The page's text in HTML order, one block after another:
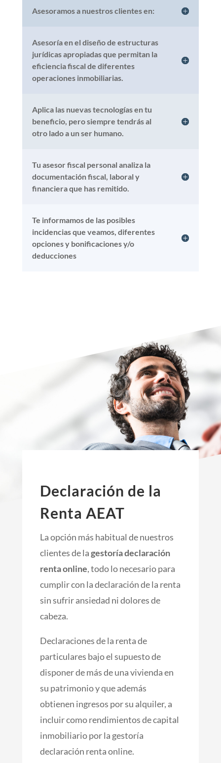
Asesoramos a nuestros clientes en:
Asesoría en el diseño de estructuras
jurídicas apropiadas que permitan la
eficiencia fiscal de diferentes
operaciones inmobiliarias.
Aplica las nuevas tecnologías en tu
beneficio, pero siempre tendrás al
otro lado a un ser humano.
Tu asesor fiscal personal analiza la
documentación fiscal, laboral y
financiera que has remitido.
Te informamos de las posibles
incidencias que veamos, diferentes
opciones y bonificaciones y/o
deducciones
Declaración de la
Renta AEAT
La opción más habitual de nuestros
clientes de lagestoría declaración
renta online, todo lo necesario para
cumplir con la declaración de la renta
sin sufrir ansiedad ni dolores de
cabeza.
Declaraciones de la renta de
particulares bajo el supuesto de
disponer de más de una vivienda en
su patrimonio y que además
obtienen ingresos por su alquiler, a
incluir como rendimientos de capital
inmobiliario por la gestoría
declaración renta online.